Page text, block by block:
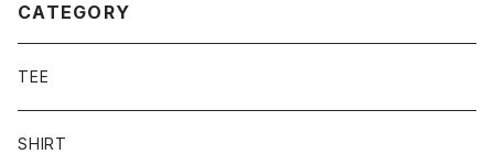
CATEGORY
TEE
SHIRT